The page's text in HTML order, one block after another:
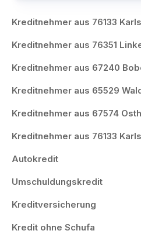
Kreditnehmer aus 76133
Kreditnehmer aus 76351
Kreditnehmer aus 67240
Kreditnehmer aus 65529
Kreditnehmer aus 67574
Kreditnehmer aus 76133
Autokredit
Umschuldungskredit
Kreditversicherung
Kredit ohne Schufa